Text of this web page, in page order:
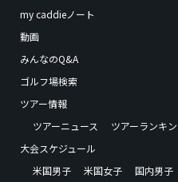
my caddieノート
動画
みんなのQ&A
ゴルフ場検索
ツアー情報
ツアーニュース
ツアーランキ
大会スケジュール
米国男子
米国女子 国内男子